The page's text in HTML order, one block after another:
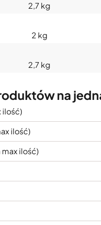
2,7 kg
2 kg
2,7 kg
na
ilość)
ilość)
max ilość)